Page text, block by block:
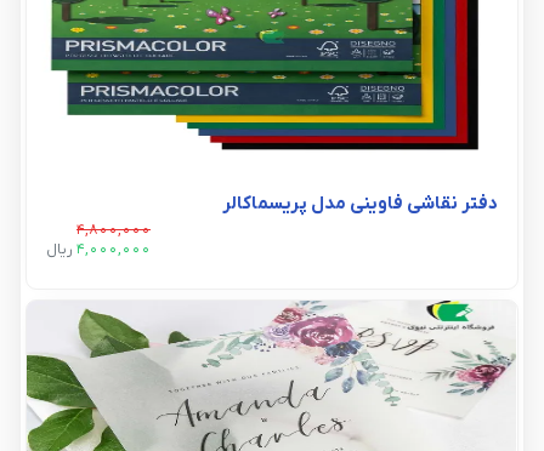
دفتر نقاشی فاوینی مدل پریسماکالر
4,800,000
4,000,000 ريال